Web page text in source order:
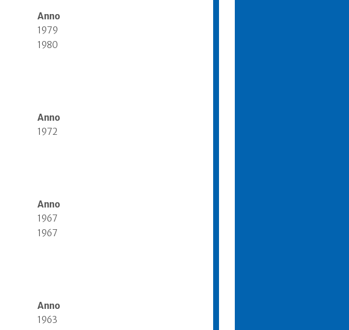
Anno
1979
1980
Anno
1972
Anno
1967
1967
Anno
1963